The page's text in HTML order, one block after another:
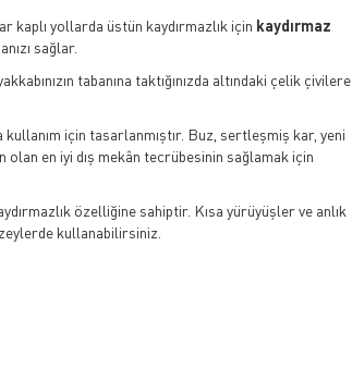
kaplı yollarda üstün kaydırmazlık için kaydırmaz
sağlar.
tabanına taktığınızda altındaki çelik çivilere
için tasarlanmıştır. Buz, sertleşmiş kar, yeni
olan en iyi dış mekân tecrübesinin sağlamak için
özelliğine sahiptir. Kısa yürüyüşler ve anlık
kullanabilirsiniz.